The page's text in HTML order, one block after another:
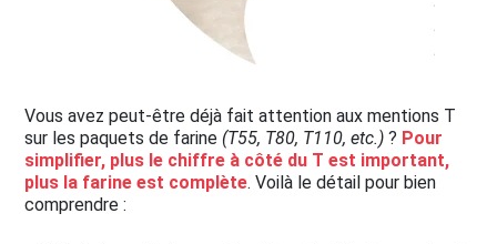
Vous avez peut-être déjà fait attention aux mentions T
sur les paquets de farine (T55, T80, T110, etc.) ? Pour
simplifier, plus le chiffre à côté du T est important,
plus la farine est complète. Voilà le détail pour bien
comprendre :